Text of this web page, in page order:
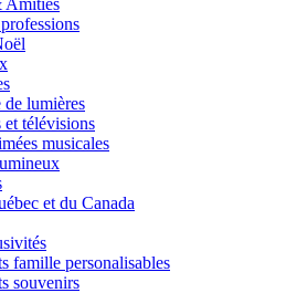
Amitiés
de lumières
et télévisions
musicales
et du Canada
famille personalisables
souvenirs